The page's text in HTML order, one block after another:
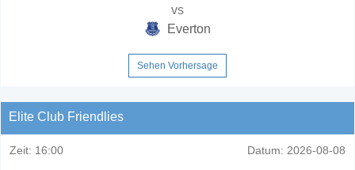
vs
Everton
Sehen Vorhersage
Elite Club Friendlies
Zeit: 16:00 Datum: 2026-08-08